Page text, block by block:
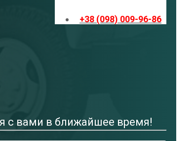
+38 (098) 009-96-86
с вами в ближайшее время!